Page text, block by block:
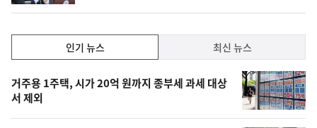
기,
최
신,
인기 뉴스 최신 뉴스
기
뉴
스
거주용 1주택, 시가 20억 원까지 종부세 과세 대상
서 제외